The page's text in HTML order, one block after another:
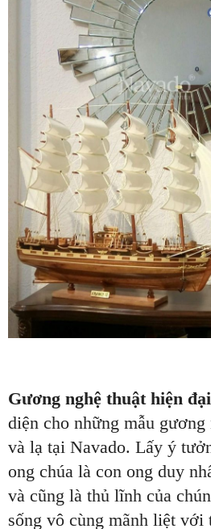
Gương nghệ thuật hiện
diện cho những mẫu gương
và lạ tại Navado. Lấy ý
ong chúa là con ong duy
và cũng là thủ lĩnh của
sống vô cùng mãnh liệt với